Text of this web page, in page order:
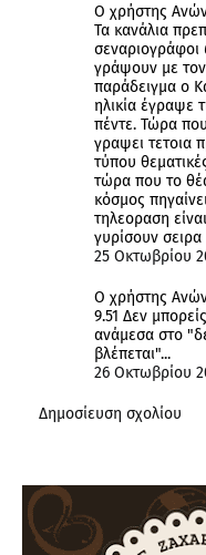
Ο χρήστης
Τα κανάλια
γράψουν με
παράδειγμα ο
ηλικία έγραψε
πέντε. Τώρα
γραψει τετοια
τύπου
τώρα που το
κόσμος
τηλεοραση
γυρίσουν
25 Οκτωβρίου
Ο χρήστης
9.51 Δεν
ανάμεσα στο
βλέπεται"...
26 Οκτωβρίου
Δημοσίευση σχολίου